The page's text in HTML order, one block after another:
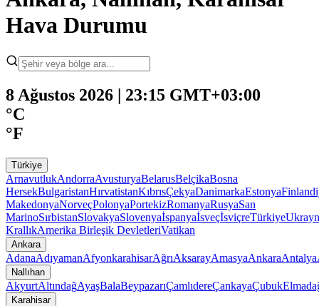
Hava Durumu
8 Ağustos 2026 | 23:15 GMT+03:00
°C
°F
Türkiye
ArnavutlukAndorraAvusturyaBelarusBelçikaBosna
HersekBulgaristanHırvatistanKıbrısÇekyaDanimarkaEstonya
MakedonyaNorveçPolonyaPortekizRomanyaRusyaSan
MarinoSırbistanSlovakyaSlovenyaİspanyaİsveçİsviçreTürkiye
KrallıkAmerika Birleşik DevletleriVatikan
Ankara
AdanaAdıyamanAfyonkarahisarAğrıAksarayAmasyaAnkaraAntalya
Nallıhan
AkyurtAltındağAyaşBalaBeypazarıÇamlıdereÇankayaÇubuk
Karahisar